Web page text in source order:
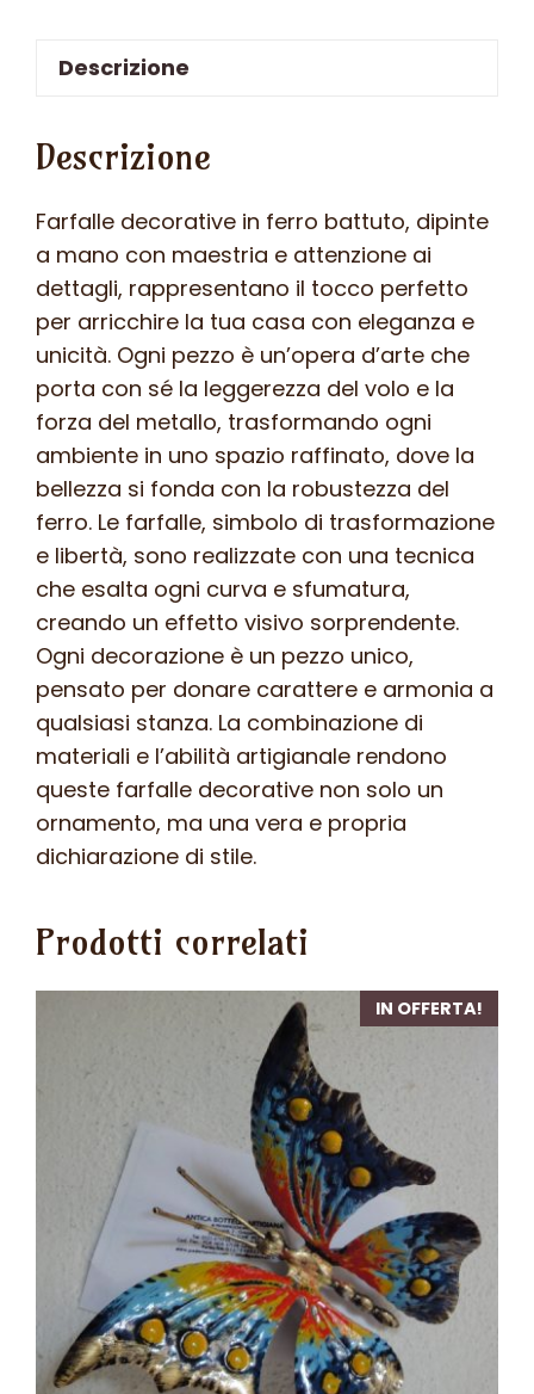
-
colore
n.17
quantità
Descrizione
Descrizione
Farfalle decorative in ferro battuto, dipinte
a mano con maestria e attenzione ai
dettagli, rappresentano il tocco perfetto
per arricchire la tua casa con eleganza e
unicità. Ogni pezzo è un’opera d’arte che
porta con sé la leggerezza del volo e la
forza del metallo, trasformando ogni
ambiente in uno spazio raffinato, dove la
bellezza si fonda con la robustezza del
ferro. Le farfalle, simbolo di trasformazione
e libertà, sono realizzate con una tecnica
che esalta ogni curva e sfumatura,
creando un effetto visivo sorprendente.
Ogni decorazione è un pezzo unico,
pensato per donare carattere e armonia a
qualsiasi stanza. La combinazione di
materiali e l’abilità artigianale rendono
queste farfalle decorative non solo un
ornamento, ma una vera e propria
dichiarazione di stile.
Prodotti correlati
IN OFFERTA!